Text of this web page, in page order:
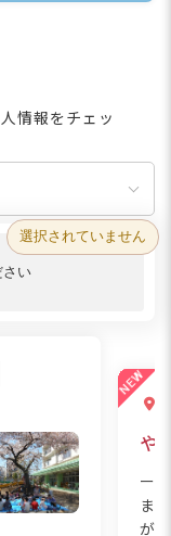
情報をチェッ
選択されていません
さい
や
ー
ま
が